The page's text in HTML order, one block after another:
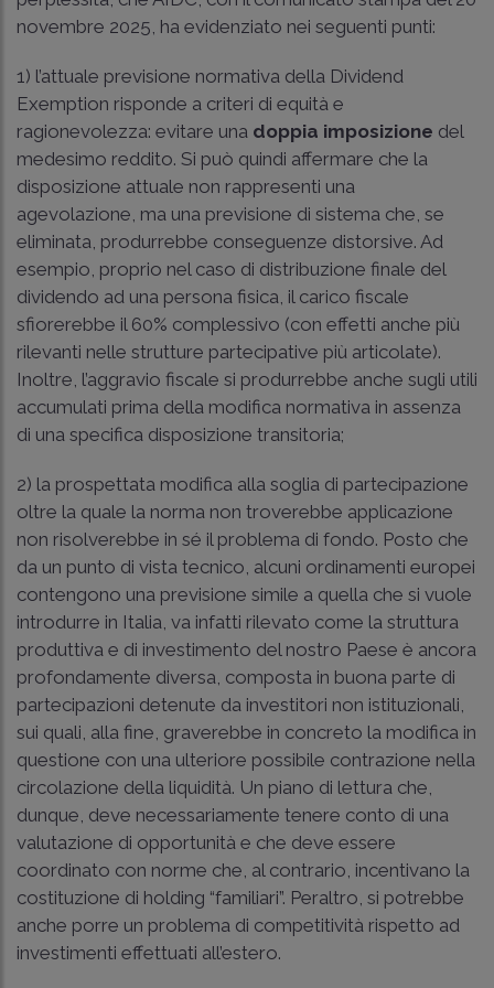
novembre 2025, ha evidenziato nei seguenti punti:
1) l’attuale previsione normativa della Dividend
Exemption risponde a criteri di equità e
ragionevolezza: evitare una doppia imposizione del
medesimo reddito. Si può quindi affermare che la
disposizione attuale non rappresenti una
agevolazione, ma una previsione di sistema che, se
eliminata, produrrebbe conseguenze distorsive. Ad
esempio, proprio nel caso di distribuzione finale del
dividendo ad una persona fisica, il carico fiscale
sfiorerebbe il 60% complessivo (con effetti anche più
rilevanti nelle strutture partecipative più articolate).
Inoltre, l’aggravio fiscale si produrrebbe anche sugli utili
accumulati prima della modifica normativa in assenza
di una specifica disposizione transitoria;
2) la prospettata modifica alla soglia di partecipazione
oltre la quale la norma non troverebbe applicazione
non risolverebbe in sé il problema di fondo. Posto che
da un punto di vista tecnico, alcuni ordinamenti europei
contengono una previsione simile a quella che si vuole
introdurre in Italia, va infatti rilevato come la struttura
produttiva e di investimento del nostro Paese è ancora
profondamente diversa, composta in buona parte di
partecipazioni detenute da investitori non istituzionali,
sui quali, alla fine, graverebbe in concreto la modifica in
questione con una ulteriore possibile contrazione nella
circolazione della liquidità. Un piano di lettura che,
dunque, deve necessariamente tenere conto di una
valutazione di opportunità e che deve essere
coordinato con norme che, al contrario, incentivano la
costituzione di holding “familiari”. Peraltro, si potrebbe
anche porre un problema di competitività rispetto ad
investimenti effettuati all’estero.